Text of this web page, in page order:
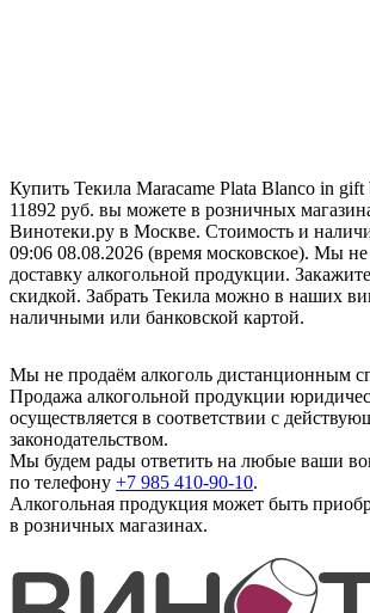
Купить Текила Maracame Plata Blanco in
11892 руб. вы можете в розничных
Винотеки.ру в Москве. Стоимость и
09:06 08.08.2026 (время московское). Мы
доставку алкогольной продукции.
скидкой. Забрать Текила можно в наших
наличными или банковской картой.
Мы не продаём алкоголь дистанционным
Продажа алкогольной продукции
осуществляется в соответствии с
законодательством.
Мы будем рады ответить на любые ваши
по телефону +7 985 410-90-10.
Алкогольная продукция может быть
в розничных магазинах.